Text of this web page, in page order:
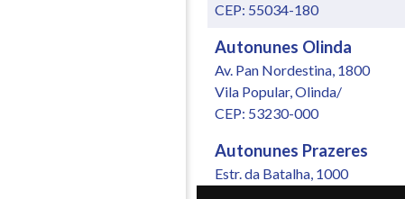
CEP: 55034-180
Autonunes Olinda
Av. Pan Nordestina, 1800
Vila Popular, Olinda/
CEP: 53230-000
Autonunes Prazeres
Estr. da Batalha, 1000